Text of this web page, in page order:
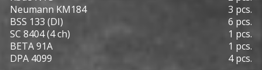
Neumann KM184
3 pcs.
BSS 133 (DI)
6 pcs.
SC 8404 (4 ch)
1 pcs.
BETA 91A
1 pcs.
DPA 4099
4 pcs.